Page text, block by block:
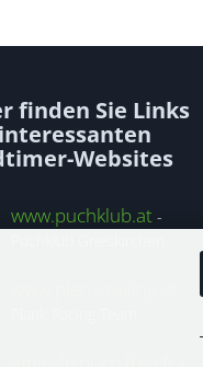
finden Sie Links
Websites
www.puchklub.at -